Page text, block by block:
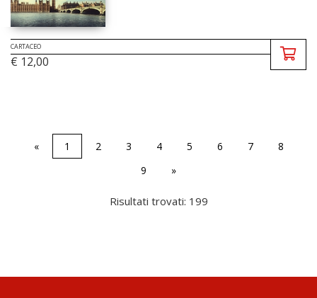
CARTACEO
€ 12,00
« 1 2 3 4 5 6 7
8
9
»
Risultati trovati: 199